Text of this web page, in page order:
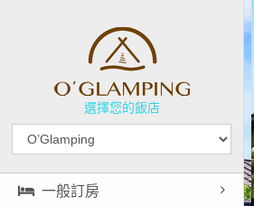
選擇您的飯店
一般訂房